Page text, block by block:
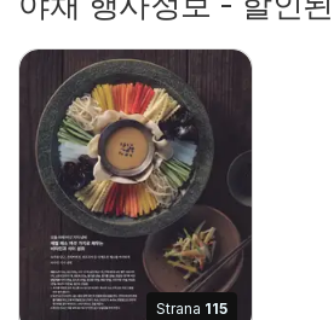
Strana 115